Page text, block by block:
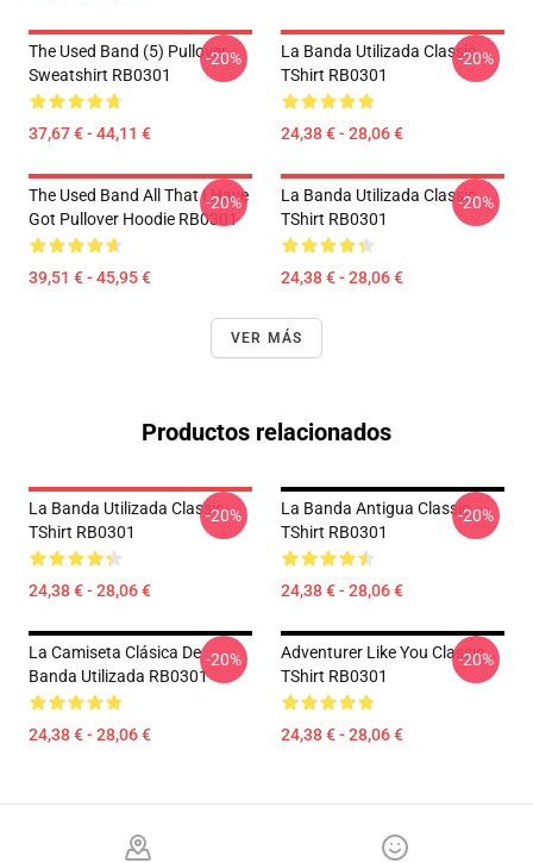
The Used Band (5) Pullover
Sweatshirt RB0301
37,67 € - 44,11 €
-20%
La Banda Utilizada Classic
TShirt RB0301
24,38 € - 28,06 €
-20%
The Used Band All That I Have
Got Pullover Hoodie RB0301
39,51 € - 45,95 €
-20%
La Banda Utilizada Classic
TShirt RB0301
24,38 € - 28,06 €
-20%
VER MÁS
Productos relacionados
La Banda Utilizada Classic
TShirt RB0301
24,38 € - 28,06 €
-20%
La Banda Antigua Classic
TShirt RB0301
24,38 € - 28,06 €
-20%
La Camiseta Clásica De
Banda Utilizada RB0301
24,38 € - 28,06 €
-20%
Adventurer Like You Classic
TShirt RB0301
24,38 € - 28,06 €
-20%